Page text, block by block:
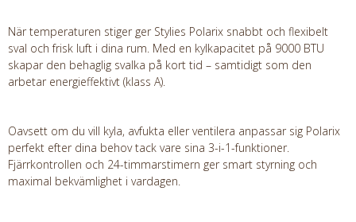
När temperaturen stiger ger Stylies Polarix snabbt och flexibelt
sval och frisk luft i dina rum. Med en kylkapacitet på 9000 BTU
skapar den behaglig svalka på kort tid – samtidigt som den
arbetar energieffektivt (klass A).
Oavsett om du vill kyla, avfukta eller ventilera anpassar sig Polarix
perfekt efter dina behov tack vare sina 3-i-1-funktioner.
Fjärrkontrollen och 24-timmarstimern ger smart styrning och
maximal bekvämlighet i vardagen.